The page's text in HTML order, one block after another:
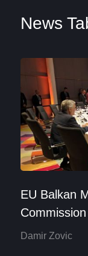
News
EU Balkan
Commission
Damir Zovic